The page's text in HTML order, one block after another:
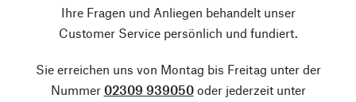
Ihre Fragen und Anliegen behandelt unser
Customer Service persönlich und fundiert.
Sie erreichen uns von Montag bis Freitag unter der
Nummer 02309 939050oder jederzeit unter